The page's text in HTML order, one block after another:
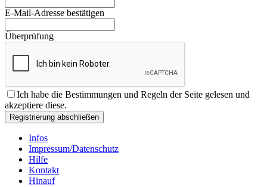
E-Mail-Adresse bestätigen
Überprüfung
Ich habe die Bestimmungen und Regeln der Seite gelesen und
akzeptiere diese.
Registrierung abschließen
Infos
Impressum/Datenschutz
Hilfe
Kontakt
Hinauf